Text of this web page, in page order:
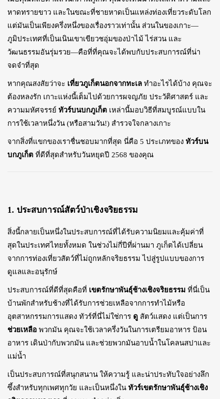
หาดทรายขาว และในขณะที่ชายหาดเป็นแหล่งท่องเที่ยวระดับโลก
แต่มันเป็นเพียงครึ่งหนึ่งของเรื่องราวเท่านั้น ส่วนในของเกาะ—
ภูมิประเทศที่เป็นเนินเขาเขียวชอุ่มของป่าไม้ ไร่สวน และ
วัฒนธรรมอันรุ่มรวย—คือที่ที่คุณจะได้พบกับประสบการณ์ที่น่า
จดจำที่สุด
หากคุณสงสัยว่าจะ เที่ยวภูเก็ตนอกจากทะเล ทำอะไรได้บ้าง คุณจะ
ต้องหลงรัก เกาะแห่งนี้เต็มไปด้วยการผจญภัย ประวัติศาสตร์ และ
ความมหัศจรรย์ ทัวร์บนบกภูเก็ต เหล่านี้มอบวิธีที่สมบูรณ์แบบใน
การใช้เวลาหนึ่งวัน (หรือสามวัน!) สำรวจใจกลางเกาะ
จากสิ่งที่แขกของเราชื่นชอบมากที่สุด นี่คือ 5 ประเภทของ ทัวร์บน
บกภูเก็ต ที่ดีที่สุดสำหรับวันหยุดปี 2568 ของคุณ
1. ประสบการณ์สัตว์ป่าเชิงจริยธรรม
สิ่งนี้กลายเป็นหนึ่งในประสบการณ์ที่ได้รับความนิยมและคุ้มค่าที่
สุดในประเทศไทยทั้งหมด ในช่วงไม่กี่ปีที่ผ่านมา ภูเก็ตได้เปลี่ยน
จากการท่องเที่ยวสัตว์ที่ไม่ถูกหลักจริยธรรม ไปสู่รูปแบบของการ
ดูแลและอนุรักษ์
ประสบการณ์ที่ดีที่สุดคือที่ เขตรักษาพันธุ์ช้างเชิงจริยธรรม ที่นี่เป็น
บ้านพักสำหรับช้างที่ได้รับการช่วยเหลือจากการทำไม้หรือ
อุตสาหกรรมการแสดง ทัวร์ที่นี่ไม่ใช่การ ดู สัตว์แสดง แต่เป็นการ
ช่วยเหลือ พวกมัน คุณจะใช้เวลาครึ่งวันในการเตรียมอาหาร ป้อน
อาหาร เดินป่ากับพวกมัน และช่วยพวกมันอาบน้ำในโคลนสปาและ
แม่น้ำ
เป็นประสบการณ์ที่สนุกสนาน ให้ความรู้ และน่าประทับใจอย่างลึก
ซึ้งสำหรับทุกเพศทุกวัย และเป็นหนึ่งใน ทัวร์เขตรักษาพันธุ์ช้างเชิง